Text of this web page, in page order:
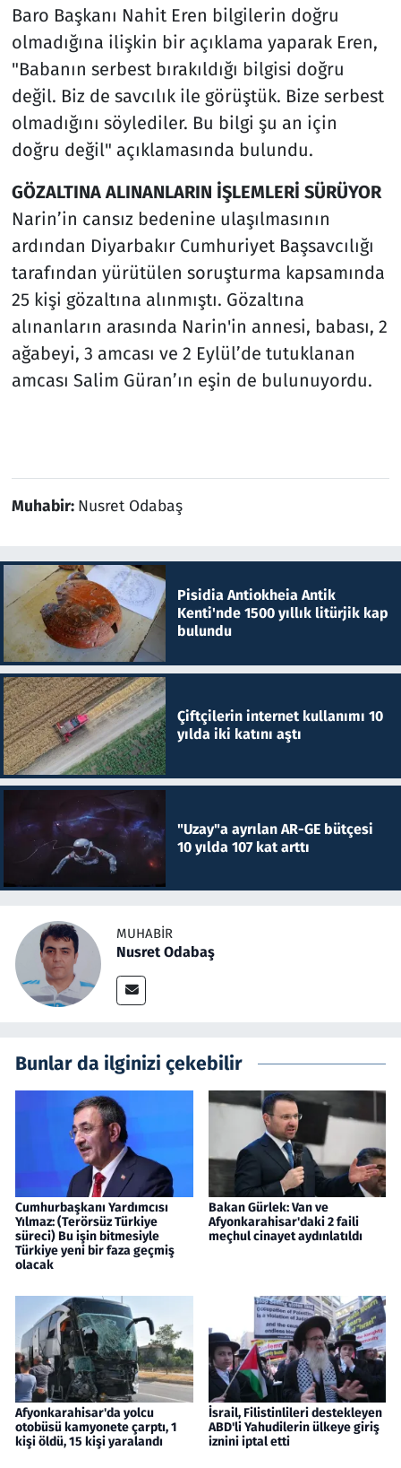
Baro Başkanı Nahit Eren bilgilerin doğru
olmadığına ilişkin bir açıklama yaparak Eren,
"Babanın serbest bırakıldığı bilgisi doğru
değil. Biz de savcılık ile görüştük. Bize serbest
olmadığını söylediler. Bu bilgi şu an için
doğru değil" açıklamasında bulundu.
GÖZALTINA ALINANLARIN İŞLEMLERİ SÜRÜYOR
Narin’in cansız bedenine ulaşılmasının
ardından Diyarbakır Cumhuriyet Başsavcılığı
tarafından yürütülen soruşturma kapsamında
25 kişi gözaltına alınmıştı. Gözaltına
alınanların arasında Narin'in annesi, babası, 2
ağabeyi, 3 amcası ve 2 Eylül’de tutuklanan
amcası Salim Güran’ın eşin de bulunuyordu.
Muhabir: Nusret Odabaş
Pisidia Antiokheia Antik
Kenti'nde 1500 yıllık litürjik kap
bulundu
Çiftçilerin internet kullanımı 10
yılda iki katını aştı
"Uzay"a ayrılan AR-GE bütçesi
10 yılda 107 kat arttı
MUHABIR
Nusret Odabaş
Bunlar da ilginizi çekebilir
Cumhurbaşkanı Yardımcısı
Yılmaz: (Terörsüz Türkiye
süreci) Bu işin bitmesiyle
Türkiye yeni bir faza geçmiş
olacak
Bakan Gürlek: Van ve
Afyonkarahisar'daki 2 faili
meçhul cinayet aydınlatıldı
Afyonkarahisar'da yolcu
otobüsü kamyonete çarptı, 1
kişi öldü, 15 kişi yaralandı
İsrail, Filistinlileri destekleyen
ABD'li Yahudilerin ülkeye giriş
iznini iptal etti